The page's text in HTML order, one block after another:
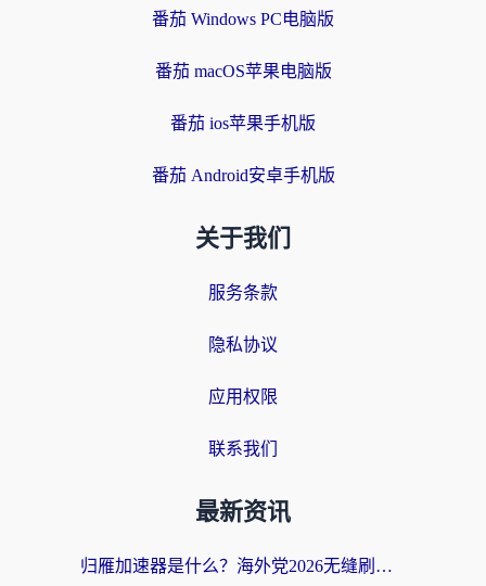
番茄 Windows PC电脑版
番茄 macOS苹果电脑版
番茄 ios苹果手机版
番茄 Android安卓手机版
关于我们
服务条款
隐私协议
应用权限
联系我们
最新资讯
归雁加速器是什么？海外党2026无缝刷剧玩国服的实用指南